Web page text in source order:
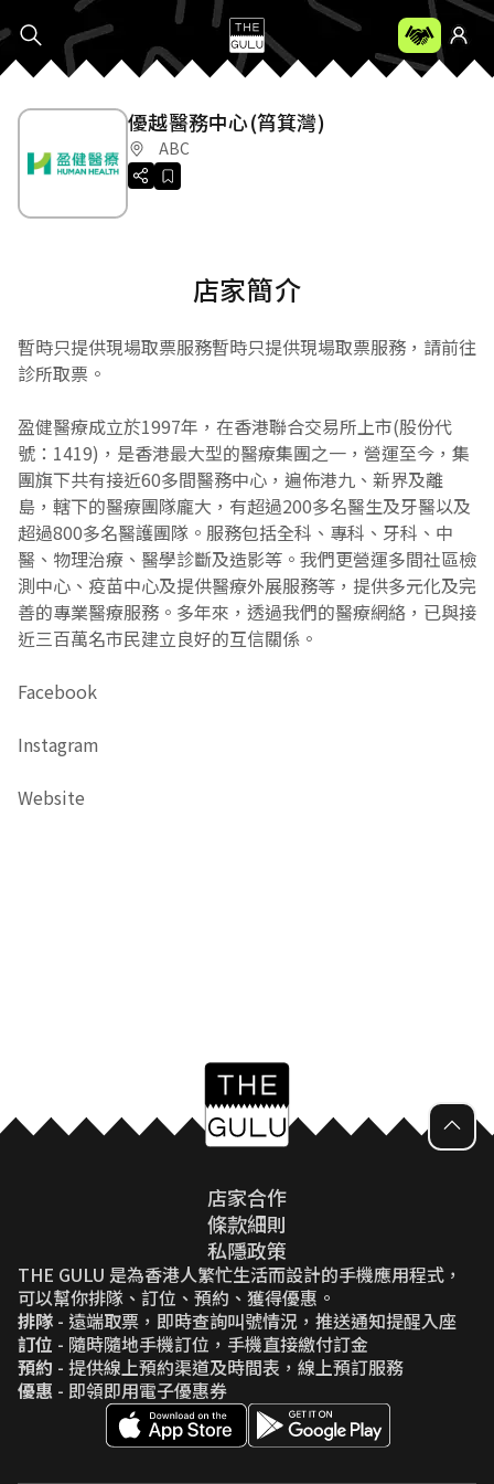
優越醫務中心(筲箕灣)
ABC
店家簡介
暫時只提供現場取票服務暫時只提供現場取票服務，請前往
診所取票。
盈健醫療成立於1997年，在香港聯合交易所上市(股份代
號：1419)，是香港最大型的醫療集團之一，營運至今，集
團旗下共有接近60多間醫務中心，遍佈港九、新界及離
島，轄下的醫療團隊龐大，有超過200多名醫生及牙醫以及
超過800多名醫護團隊。服務包括全科、專科、牙科、中
醫、物理治療、醫學診斷及造影等。我們更營運多間社區檢
測中心、疫苗中心及提供醫療外展服務等，提供多元化及完
善的專業醫療服務。多年來，透過我們的醫療網絡，已與接
近三百萬名市民建立良好的互信關係。
Facebook
Instagram
Website
店家合作
條款細則
私隱政策
THE GULU 是為香港人繁忙生活而設計的手機應用程式，
可以幫你排隊、訂位、預約、獲得優惠。
排隊 - 遠端取票，即時查詢叫號情況，推送通知提醒入座
訂位 - 隨時隨地手機訂位，手機直接繳付訂金
預約 - 提供線上預約渠道及時間表，線上預訂服務
優惠 - 即領即用電子優惠券